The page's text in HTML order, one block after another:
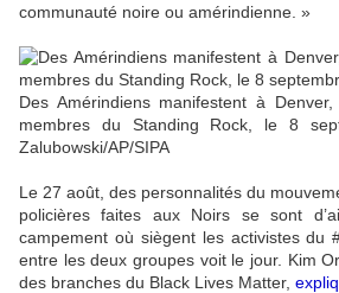
communauté noire ou amérindienne. »
Des Amérindiens manifestent à
membres du Standing Rock, le 8
Zalubowski/AP/SIPA
Le 27 août, des personnalités du
policières faites aux Noirs se sont
campement où siègent les activistes du
entre les deux groupes voit le jour. Kim
des branches du Black Lives Matter,